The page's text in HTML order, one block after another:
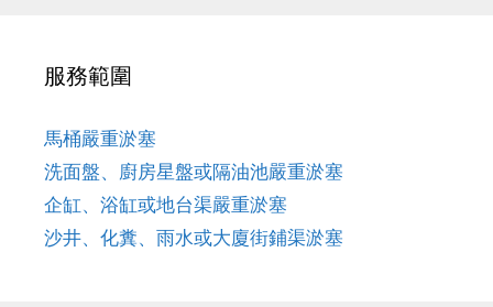
服務範圍
馬桶嚴重淤塞
洗面盤、廚房星盤或隔油池嚴重淤塞
企缸、浴缸或地台渠嚴重淤塞
沙井、化糞、雨水或大廈街鋪渠淤塞